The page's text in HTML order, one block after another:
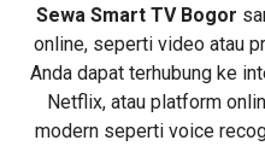
Sewa Smart TV Bogor
online, seperti video atau
Anda dapat terhubung ke
Netflix, atau platform
modern seperti voice